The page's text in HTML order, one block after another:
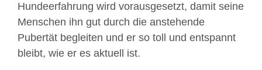
Hundeerfahrung wird vorausgesetzt, damit seine
Menschen ihn gut durch die anstehende
Pubertät begleiten und er so toll und entspannt
bleibt, wie er es aktuell ist.